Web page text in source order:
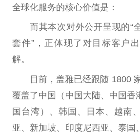
全球化服务的核心价值是：
而其本次对外公开呈现的“
套件”，正体现了对目标客户
解。
目前，盖雅已经跟随 1800
覆盖了中国（中国大陆、中国香
国台湾）、韩国、日本、越南
亚、新加坡、印度尼西亚、泰国